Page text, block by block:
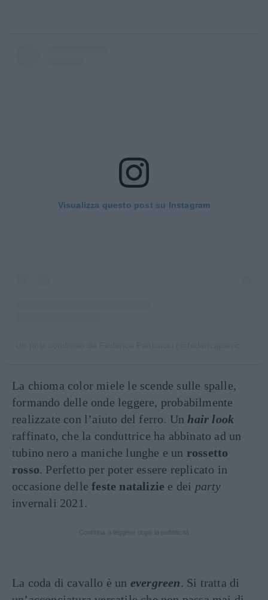
Visualizza questo post su Instagram
La chioma color miele le scende sulle spalle,
formando delle onde leggere, probabilmente
realizzate con l’aiuto del ferro. Un hair look
raffinato, che la conduttrice ha abbinato ad un
tubino nero a maniche lunghe e un rossetto
rosso. Perfetto per poter essere replicato in
occasione dellefeste natalizie e dei party
invernali 2021.
La coda di cavallo è un evergreen. Si tratta di